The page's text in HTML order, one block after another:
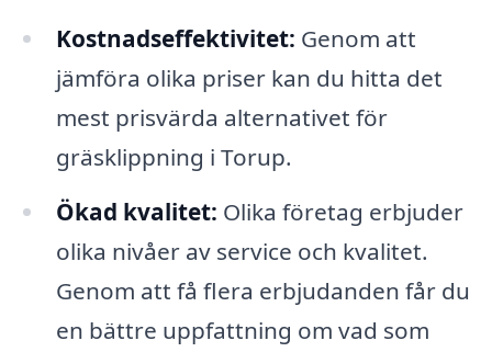
Kostnadseffektivitet: Genom att
jämföra olika priser kan du hitta det
mest prisvärda alternativet för
gräsklippning i Torup.
Ökad kvalitet: Olika företag erbjuder
olika nivåer av service och kvalitet.
Genom att få flera erbjudanden får du
en bättre uppfattning om vad som